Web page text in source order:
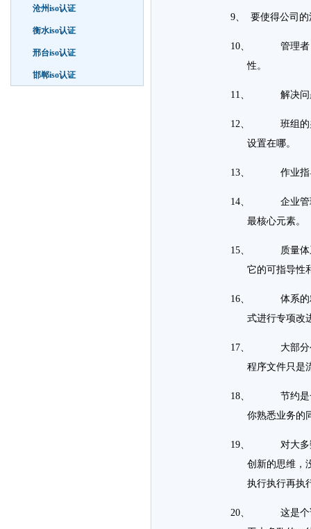
沧州iso认证
衡水iso认证
邢台iso认证
邯郸iso认证
9、 要使得公司的
10、 管理者，
性。
11、 解决问题
12、 班组的办
设置在哪。
13、 作业指导
14、 企业管理，
最核心元素。
15、 质量体系
它的可指导性
16、 体系的精
式进行专项改
17、 大部分公
程序文件只是
18、 节约是一
你熟悉业务的
19、 对大多数
创新的思维，
执行执行再执
20、 这是个讲究